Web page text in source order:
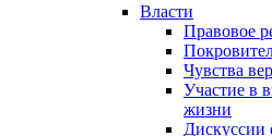
Власти
Правовое
Чувства
Участие в
жизни
Дискуссии